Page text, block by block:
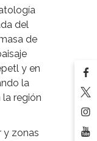
del
de
y en
la
región
y zonas